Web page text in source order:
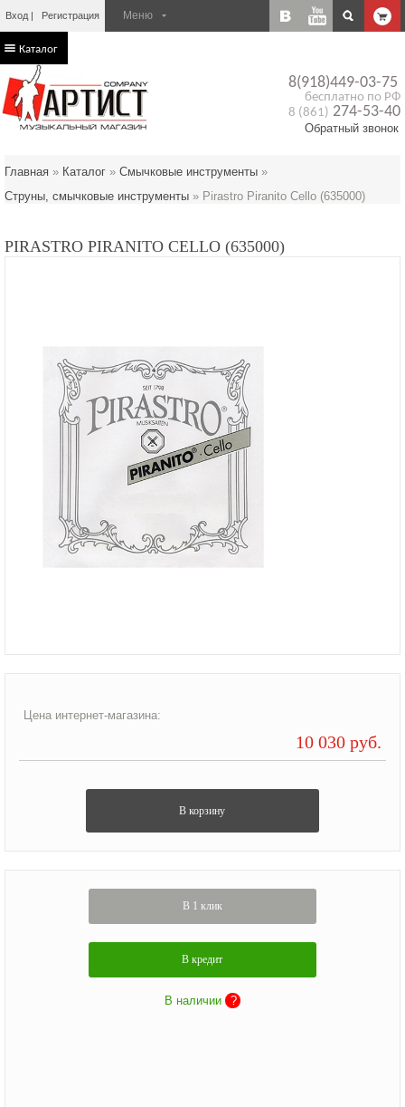
Вход Регистрация
8(918)449-03-75
бесплатно по РФ
8 (861) 274-53-40
Обратный звонок
Каталог
Главная » Каталог » Смычковые инструменты »
Струны, смычковые инструменты » Pirastro Piranito Cello (635000)
PIRASTRO PIRANITO CELLO (635000)
Цена интернет-магазина:
10 030 руб.
В корзину
В 1 клик
В кредит
В наличии ?